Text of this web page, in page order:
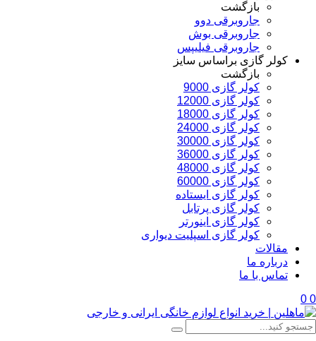
بازگشت
جاروبرقی دوو
جاروبرقی بوش
جاروبرقی فیلیپس
کولر گازی براساس سایز
بازگشت
کولر گازی 9000
کولر گازی 12000
کولر گازی 18000
کولر گازی 24000
کولر گازی 30000
کولر گازی 36000
کولر گازی 48000
کولر گازی 60000
کولر گازی ایستاده
کولر گازی پرتابل
کولر گازی اینورتر
کولر گازی اسپلیت دیواری
مقالات
درباره ما
تماس با ما
0
0